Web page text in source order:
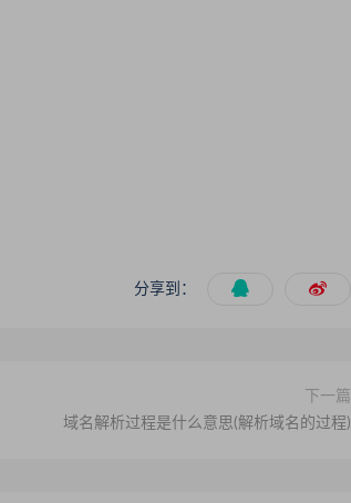
分享到：
下一篇
域名解析过程是什么意思(解析域名的过程)